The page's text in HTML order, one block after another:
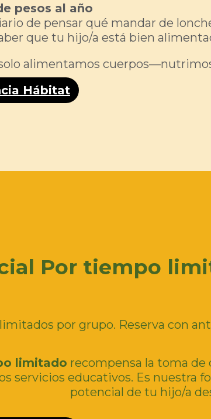
pesos al año
de pensar qué mandar de
que tu hijo/a está bien
alimentamos
Hábitat
Por tiempo
por grupo. Reserva con
limitado recompensa la toma
servicios educativos. Es nuestra
potencial de tu hijo/a